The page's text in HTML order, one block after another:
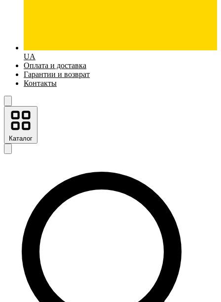
UA
Оплата и доставка
Гарантии и возврат
Контакты
Каталог